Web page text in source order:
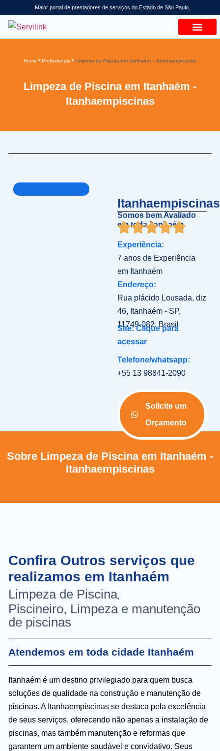
Maior portal de prestadores de serviços do Estado de São Paulo.
Home Profissionais Limpeza de Piscina em Itanhaém – Itanhaempiscinas
Limpeza de Piscina em Itanhaém -
Itanhaempiscinas
Itanhaempiscinas
Somos bem Avaliado
em toda Itanhaém
Experiência:
7 anos de Experiência
em Itanhaém
Endereço:
Rua plácido Lousada, diz
46, Itanhaém - SP,
11749-082, Brasil
Site: Clique para
acessar
Telefone/whatsapp:
+55 13 98841-2090
Solicite um
Orçamento
Sobre Limpeza de Piscina em Itanhaém -
Itanhaempiscinas
Confira Outros serviços que
realizamos em Itanhaém
Limpeza de Piscina,
Piscineiro, Limpeza e manutenção
de piscinas
Atendemos em toda cidade Itanhaém
Itanhaém é um destino privilegiado para quem busca
soluções de qualidade na construção e manutenção de
piscinas. A Itanhaempiscinas se destaca pela excelência
de seus serviços, oferecendo não apenas a instalação de
piscinas, mas também manutenção e reformas que
garantem um ambiente saudável e convidativo. Seus